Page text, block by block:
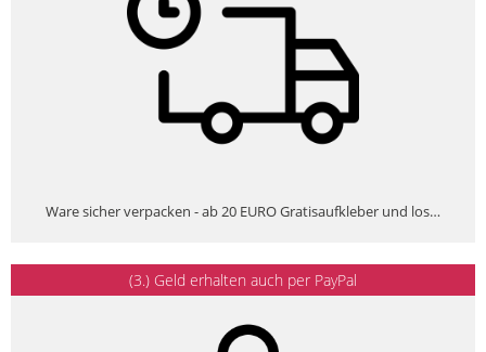
Ware sicher verpacken - ab 20 EURO Gratisaufkleber und los…
(3.) Geld erhalten auch per PayPal